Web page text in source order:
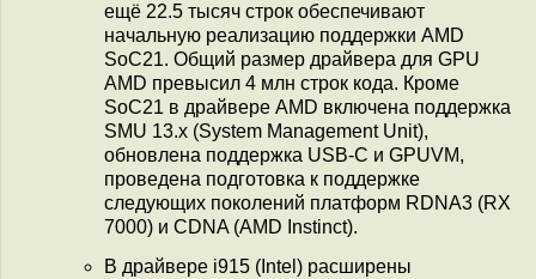
ещё 22.5 тысяч строк обеспечивают
начальную реализацию поддержки AMD
SoC21. Общий размер драйвера для GPU
AMD превысил 4 млн строк кода. Кроме
SoC21 в драйвере AMD включена поддержка
SMU 13.x (System Management Unit),
обновлена поддержка USB-C и GPUVM,
проведена подготовка к поддержке
следующих поколений платформ RDNA3 (RX
7000) и CDNA (AMD Instinct).
В драйвере i915 (Intel) расширены